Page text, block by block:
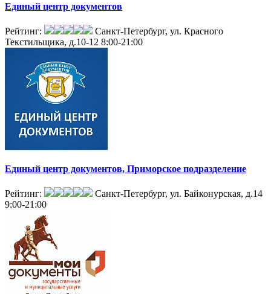
Единый центр документов
Рейтинг:
Санкт-Петербург, ул. Красного
Текстильщика, д.10-12 8:00-21:00
Единый центр документов, Приморское подразделение
Рейтинг:
Санкт-Петербург, ул. Байконурская, д.14
9:00-21:00